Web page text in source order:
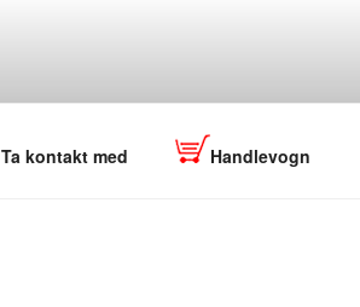
Ta kontakt med Handlevogn